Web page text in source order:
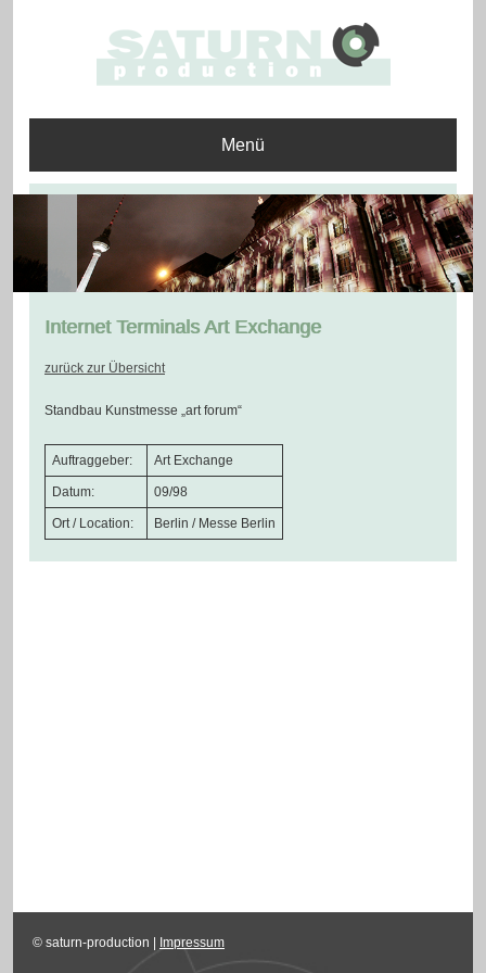
Menü
Internet Terminals Art Exchange
zurück zur Übersicht
Standbau Kunstmesse „art forum“
Auftraggeber: Art Exchange
Datum: 09/98
Ort / Location: Berlin / Messe Berlin
© saturn-production | Impressum